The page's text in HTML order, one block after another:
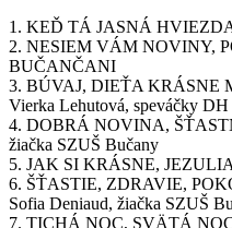
1. KEĎ TÁ JASNÁ
2. NESIEM VÁM NOVINY,
BUČANČANI
3. BÚVAJ, DIEŤA KRÁSNE
Vierka Lehutová, speváčky
4. DOBRÁ NOVINA,
žiačka SZUŠ Bučany
5. JAK SI KRÁSNE,
6. ŠŤASTIE, ZDRAVIE,
Sofia Deniaud, žiačka SZUŠ
7. TICHÁ NOC, SVÄTÁ